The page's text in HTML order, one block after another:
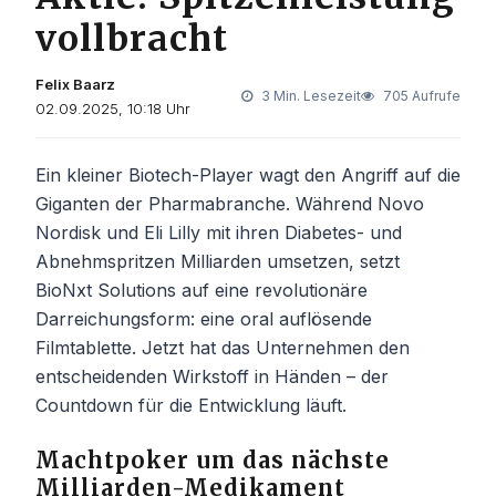
vollbracht
Felix Baarz
02.09.2025, 10:18 Uhr
3 Min. Lesezeit 705 Aufrufe
Ein kleiner Biotech-Player wagt den Angriff auf die
Giganten der Pharmabranche. Während Novo
Nordisk und Eli Lilly mit ihren Diabetes- und
Abnehmspritzen Milliarden umsetzen, setzt
BioNxt Solutions auf eine revolutionäre
Darreichungsform: eine oral auflösende
Filmtablette. Jetzt hat das Unternehmen den
entscheidenden Wirkstoff in Händen – der
Countdown für die Entwicklung läuft.
Machtpoker um das nächste
Milliarden-Medikament